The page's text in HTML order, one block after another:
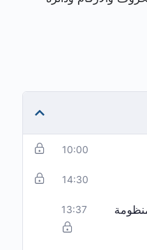
– كيف تفسر الرسائل
استخدام الأرقام
10:00
14:30
13:37